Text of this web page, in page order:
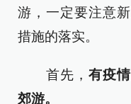
游，一定要注意
措施的落实。
首先， 有疫
郊游。